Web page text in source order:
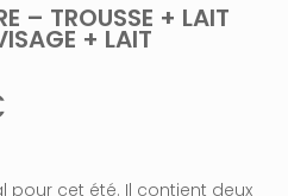
– TROUSSE + LAIT
+ LAIT
Le
actuel
pour cet été. Il contient deux